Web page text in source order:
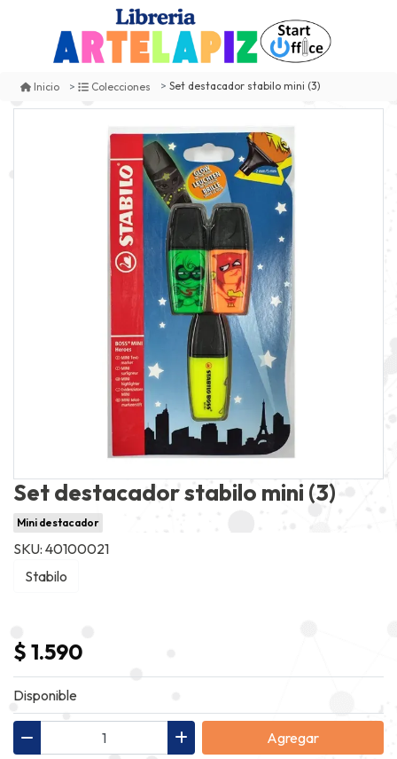
Inicio Colecciones Set destacador stabilo mini (3)
Set destacador stabilo mini (3)
Mini destacador
SKU: 40100021
Stabilo
$ 1.590
Disponible
Agregar